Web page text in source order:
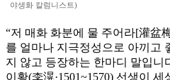
야생화 칼럼니스트)
“저 매화 화분에 물 주어라[灌盆
를 얼마나 지극정성으로 아끼고
지 않고 등장하는 한마디 말입니
이황(李滉·1501~1570) 선생이